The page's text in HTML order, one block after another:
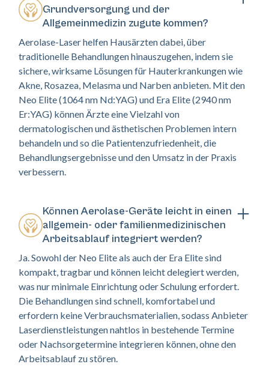
Grundversorgung und der
Allgemeinmedizin zugute kommen?
Aerolase-Laser helfen Hausärzten dabei, über
traditionelle Behandlungen hinauszugehen, indem sie
sichere, wirksame Lösungen für Hauterkrankungen wie
Akne, Rosazea, Melasma und Narben anbieten. Mit den
Neo Elite (1064 nm Nd:YAG) und Era Elite (2940 nm
Er:YAG) können Ärzte eine Vielzahl von
dermatologischen und ästhetischen Problemen intern
behandeln und so die Patientenzufriedenheit, die
Behandlungsergebnisse und den Umsatz in der Praxis
verbessern.
Können Aerolase-Geräte leicht in einen
allgemein- oder familienmedizinischen
Arbeitsablauf integriert werden?
Ja. Sowohl der Neo Elite als auch der Era Elite sind
kompakt, tragbar und können leicht delegiert werden,
was nur minimale Einrichtung oder Schulung erfordert.
Die Behandlungen sind schnell, komfortabel und
erfordern keine Verbrauchsmaterialien, sodass Anbieter
Laserdienstleistungen nahtlos in bestehende Termine
oder Nachsorgetermine integrieren können, ohne den
Arbeitsablauf zu stören.